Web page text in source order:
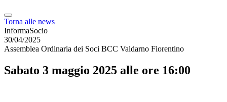
Torna alle news
InformaSocio
30/04/2025
Assemblea Ordinaria dei Soci BCC Valdarno Fiorentino
Sabato 3 maggio 2025 alle ore 16:00